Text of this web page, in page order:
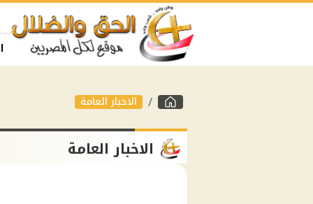
الاخبار العامة
الاخبار العامة